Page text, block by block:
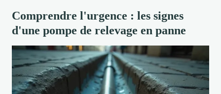
Comprendre l'urgence : les signes
d'une pompe de relevage en panne